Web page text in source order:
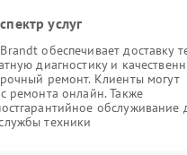
услуг
обеспечивает доставку
диагностику и
ремонт. Клиенты могут
ремонта онлайн. Также
обслуживание
техники